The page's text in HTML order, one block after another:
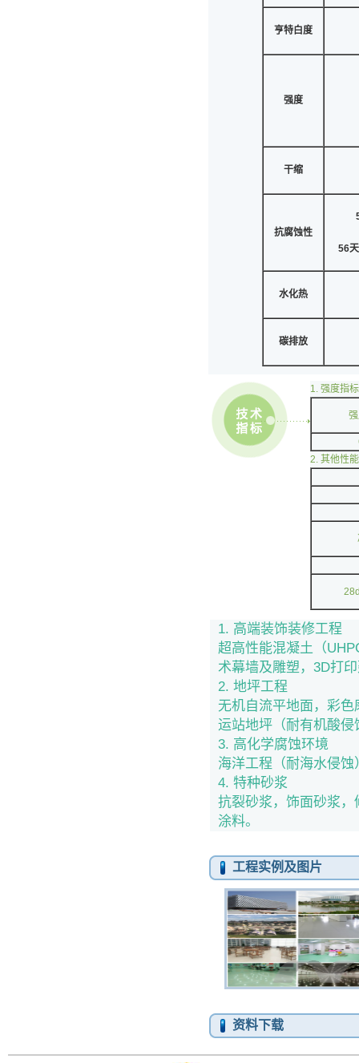
亨特白度
强度
干缩
抗腐蚀性
56天
水化热
碳排放
1. 强度指标
2. 其他性
1. 高端装饰装修工程
超高性能混凝土（
术幕墙及雕塑，3D打
2. 地坪工程
无机自流平地面，彩
运站地坪（耐有机酸侵
3. 高化学腐蚀环境
海洋工程（耐海水侵
4. 特种砂浆
抗裂砂浆，饰面砂浆
涂料。
工程实例及图片
资料下载